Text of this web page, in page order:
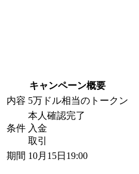
キャンペーン概要
内容 5万ドル相当のトークン
条件
本人確認完了
入金
取引
期間 10月15日19:00